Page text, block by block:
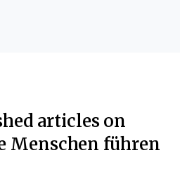
articles on
Menschen führen